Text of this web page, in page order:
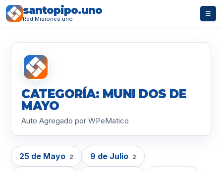
santopipo.uno
Red Misiones.uno
☰
CATEGORÍA: MUNI DOS DE
MAYO
Auto Agregado por WPeMatico
25 de Mayo 2 9 de Julio 2